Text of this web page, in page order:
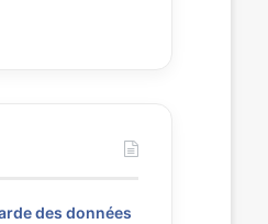
des données